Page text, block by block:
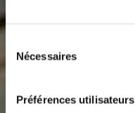
Nécessaires
Préférences utilisateurs